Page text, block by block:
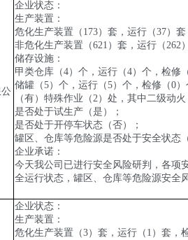
企业状态：
生产装置：
危化生产装置（ 173）套，运行（37）
非危化生产装置（621 ）套，运行（262
储存设施：
甲类仓库（4）个，运行（4）个，检修
储罐（5）个，运行（5）个，检修（0
（有）特殊作业（2）处，其中二级动火
是否处于试生产（是）；
是否处于开停车状态（否）；
罐区、仓库等危险源是否处于安全状态
企业承诺：
今天我公司已进行安全风险研判，各项
全运行状态，罐区、仓库等危险源安全
企业状态：
生产装置：
危化生产装置（3）套，运行（ 1 ）套，